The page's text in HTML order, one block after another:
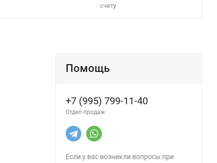
счету
Помощь
+7 (995) 799-11-40
Отдел продаж
Если у вас возникли вопросы при